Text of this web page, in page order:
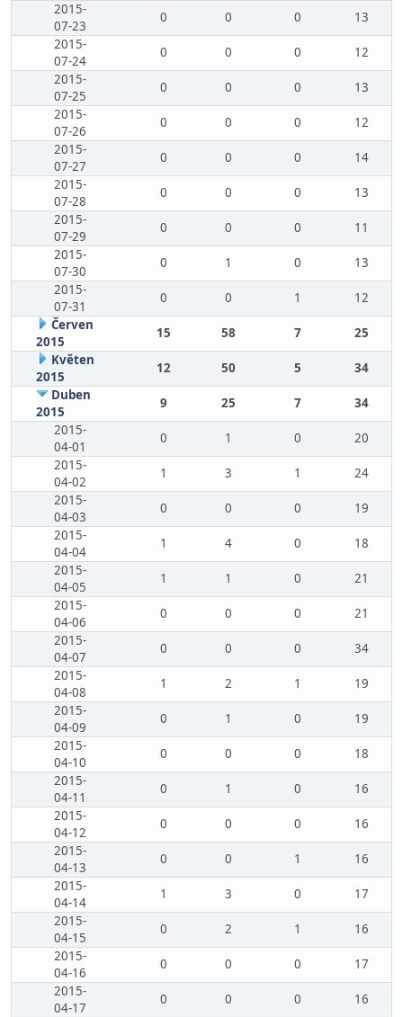
2015-
07-23
0 0 0
13
2015-
07-24
0 0 0
12
2015-
07-25
0 0 0
13
2015-
07-26
0 0 0
12
2015-
07-27
0 0 0
14
2015-
07-28
0 0 0
13
2015-
07-29
0 0 0
11
2015-
07-30
0 1 0
13
2015-
07-31
0 0 1
12
Červen
2015
15 58 7
25
Květen
2015
12 50 5
34
Duben
2015
9 25 7
34
2015-
04-01
0 1 0
20
2015-
04-02
1 3 1
24
2015-
04-03
0 0 0
19
2015-
04-04
1 4 0
18
2015-
04-05
1 1 0
21
2015-
04-06
0 0 0
21
2015-
04-07
0 0 0
34
2015-
04-08
1 2 1
19
2015-
04-09
0 1 0
19
2015-
04-10
0 0 0
18
2015-
04-11
0 1 0
16
2015-
04-12
0 0 0
16
2015-
04-13
0 0 1
16
2015-
04-14
1 3 0
17
2015-
04-15
0 2 1
16
2015-
04-16
0 0 0
17
2015-
04-17
0 0 0
16